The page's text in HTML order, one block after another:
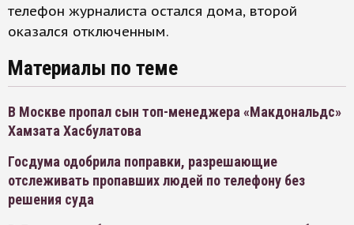
телефон журналиста остался дома, второй
оказался отключенным.
Материалы по теме
В Москве пропал сын топ-менеджера «Макдональдс»
Хамзата Хасбулатова
Госдума одобрила поправки, разрешающие
отслеживать пропавших людей по телефону без
решения суда